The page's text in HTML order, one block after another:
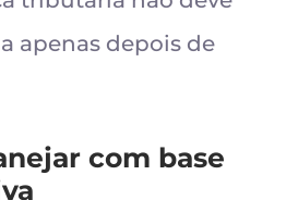
apenas depois de
com base